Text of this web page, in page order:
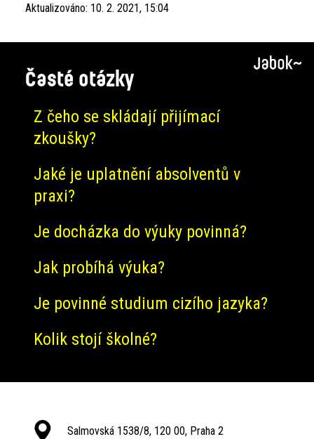
Aktualizováno: 10. 2. 2021, 15:04
Časté otázky
Z čeho se skládají přijímací
zkoušky?
Jaké je uplatnění absolventů v
praxi?
Je docházka do výuky povinná?
Jak probíhá výuka?
Je povinné studium cizího jazyka?
Kolik stojí školné?
Salmovská 1538/8, 120 00, Praha 2